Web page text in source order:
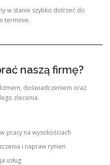
w stanie szybko dotrzeć do
terminie.
naszą firmę?
doświadczeniem oraz
zlecenia.
pracy na wysokościach
i napraw rynien
usług